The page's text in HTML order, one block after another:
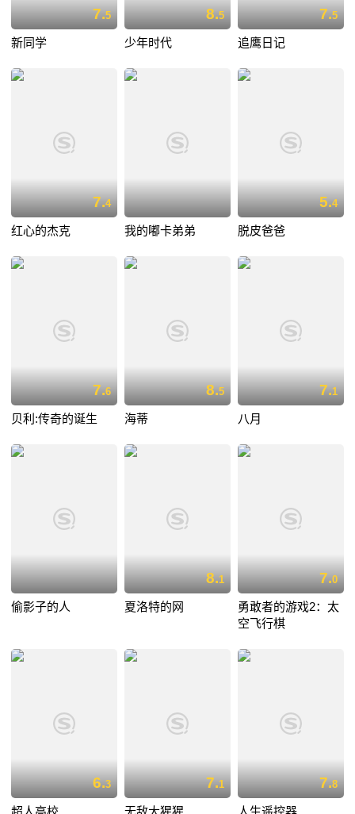
7.5
新同学
8.5
少年时代
7.5
追鹰日记
7.4
红心的杰克 我的嘟卡弟弟
5.4
脱皮爸爸
7.6
贝利:传奇的诞生
8.5
海蒂
7.1
八月
偷影子的人
8.1
夏洛特的网
7.0
勇敢者的游戏2：太
空飞行棋
6.3 7.1 7.8